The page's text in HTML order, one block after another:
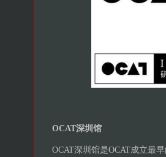
OCAT深圳馆
OCAT深圳馆是OCAT成立最